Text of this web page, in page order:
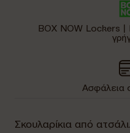
BOX NOW Lockers |
Ασφάλεια
Σκουλαρίκια από